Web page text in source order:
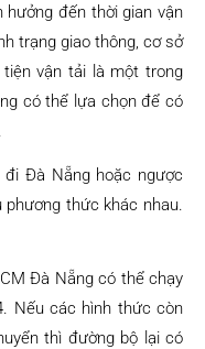
hưởng đến thời gian vận
trạng giao thông, cơ sở
vận tải là một trong
có thể lựa chọn để có
Đà Nẵng hoặc ngược
phương thức khác nhau.
Đà Nẵng có thể chạy
Nếu các hình thức còn
thì đường bộ lại có